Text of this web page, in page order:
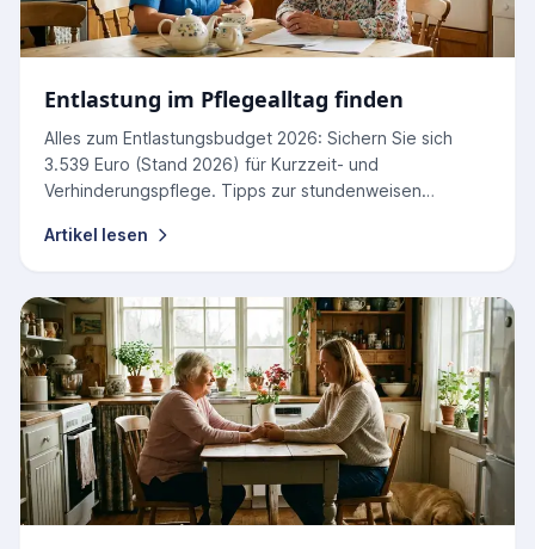
Entlastung im Pflegealltag finden
Alles zum Entlastungsbudget 2026: Sichern Sie sich
3.539 Euro (Stand 2026) für Kurzzeit- und
Verhinderungspflege. Tipps zur stundenweisen
Artikel lesen